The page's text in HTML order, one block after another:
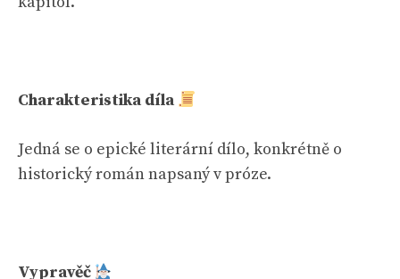
Charakteristika díla
Jedná se o epické literární dílo, konkrétně o
historický román napsaný v próze.
Vypravěč